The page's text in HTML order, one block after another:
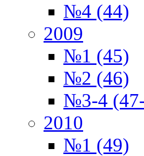
№4 (44)
2009
№1 (45)
№2 (46)
№3-4
2010
№1 (49)